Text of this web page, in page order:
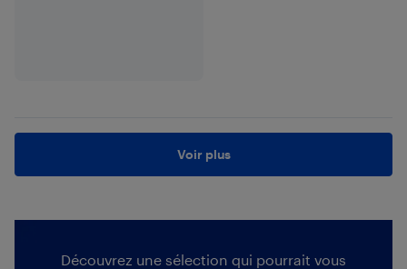
Voir plus
Découvrez une sélection qui pourrait vous